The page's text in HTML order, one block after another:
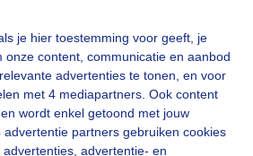
je hier toestemming voor geeft, je
onze content, communicatie en aanbod
advertenties te tonen, en voor
met 4 mediapartners. Ook content
wordt enkel getoond met jouw
partners gebruiken cookies
advertentie- en